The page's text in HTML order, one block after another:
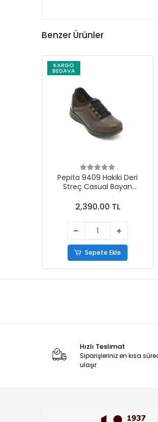
Benzer Ürünler
KARGO
BEDAVA
Pepita 9409 Hakiki Deri
Streç Casual Bayan
2,390.00 TL
Sepete Ekle
Hızlı Teslimat
Siparişleriniz en kısa
ulaşır.